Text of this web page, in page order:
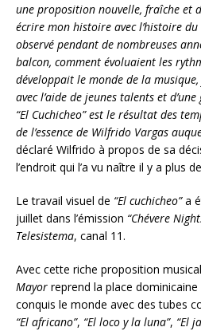
une proposition nouvelle, fraîche et
écrire mon histoire avec l’histoire
observé pendant de nombreuses
balcon, comment évoluaient les
développait le monde de la musique,
avec l’aide de jeunes talents et
“El Cuchicheo”est le résultat des
de l’essence de Wilfrido Vargas
déclaré Wilfrido à propos de sa
l’endroit qui l’a vu naître il y a plus
Le travail visuel de “El cuchicheo”a
juillet dans l’émission “Chévere
Telesistema, canal 11.
Avec cette riche proposition
Mayor reprend la place
conquis le monde avec des tubes
“El africano”, “El loco y la luna”, “El